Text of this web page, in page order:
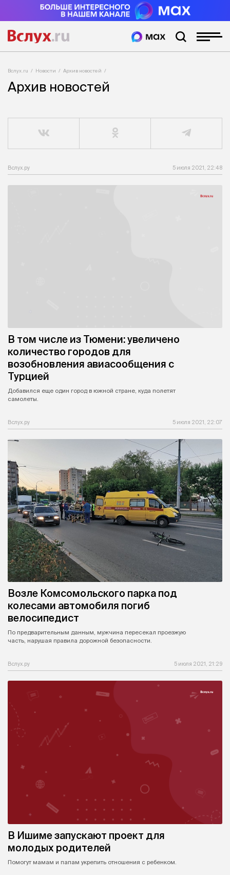
Вслух.ru Новости Архив новостей
Архив новостей
Вслух.ру 5 июля 2021, 22:48
В том числе из Тюмени: увеличено
количество городов для
возобновления авиасообщения с
Турцией
Добавился еще один город в южной стране, куда полетят
самолеты.
Вслух.ру 5 июля 2021, 22:07
Возле Комсомольского парка под
колесами автомобиля погиб
велосипедист
По предварительным данным, мужчина пересекал проезжую
часть, нарушая правила дорожной безопасности.
Вслух.ру 5 июля 2021, 21:29
В Ишиме запускают проект для
молодых родителей
Помогут мамам и папам укрепить отношения с ребенком.